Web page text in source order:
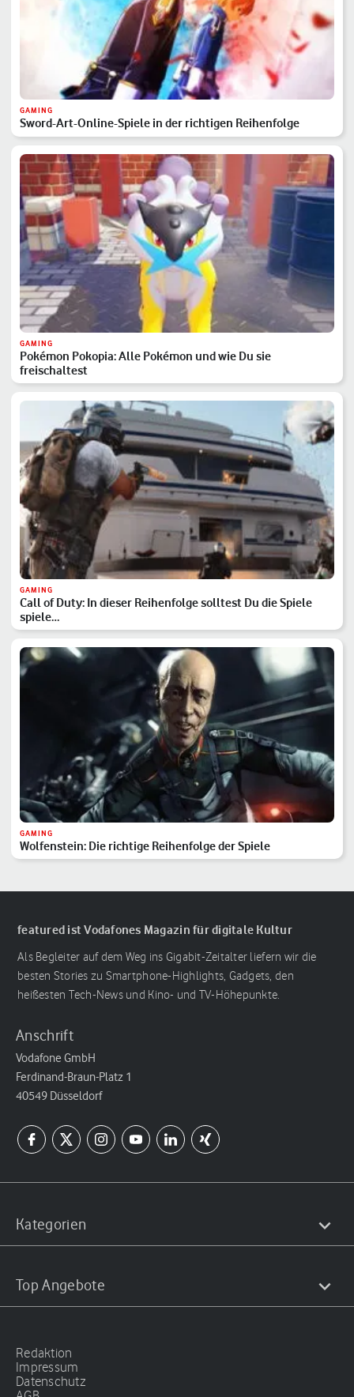
GAMING
Sword-Art-Online-Spiele in der richtigen Reihenfolge
GAMING
Pokémon Pokopia: Alle Pokémon und wie Du sie
freischaltest
GAMING
Call of Duty: In dieser Reihenfolge solltest Du die Spiele
spiele…
GAMING
Wolfenstein: Die richtige Reihenfolge der Spiele
featured ist Vodafones Magazin für digitale Kultur
Als Begleiter auf dem Weg ins Gigabit-Zeitalter liefern wir die
besten Stories zu Smartphone-Highlights, Gadgets, den
heißesten Tech-News und Kino- und TV-Höhepunkte.
Anschrift
Vodafone GmbH
Ferdinand-Braun-Platz 1
40549 Düsseldorf
Kategorien
Top Angebote
Redaktion
Impressum
Datenschutz